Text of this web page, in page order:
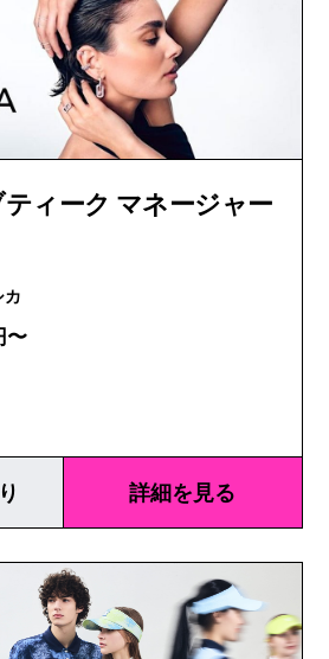
ティーク マネージャー
メシカ
〜
詳細を見る